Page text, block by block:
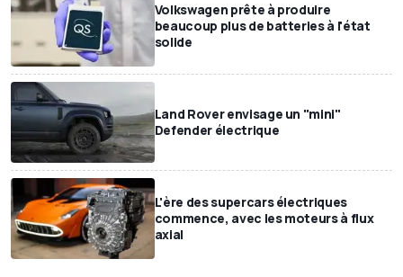
Volkswagen prête à produire
beaucoup plus de batteries à l'état
solide
Land Rover envisage un "mini"
Defender électrique
L'ère des supercars électriques
commence, avec les moteurs à flux
axial